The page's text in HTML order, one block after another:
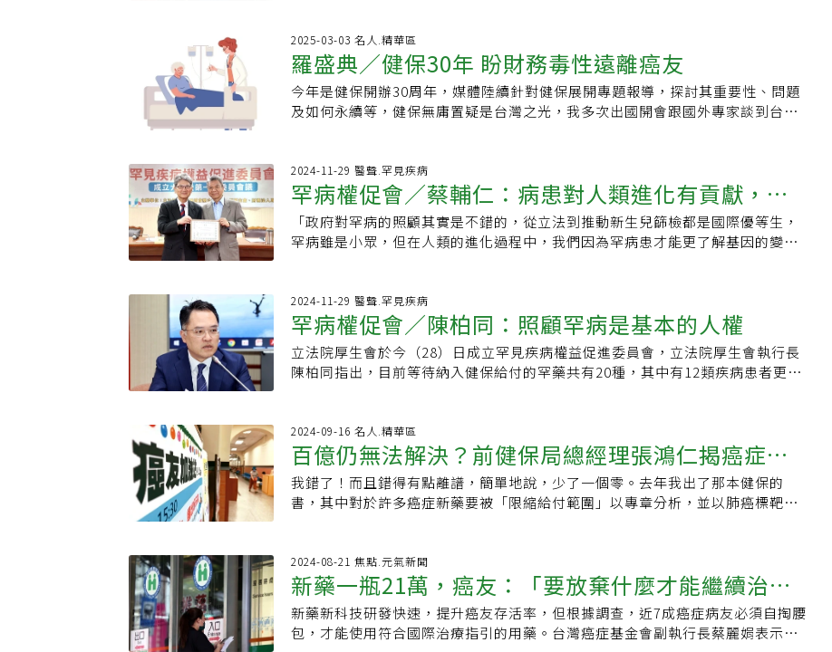
10%-40%，以1A期來說，復發率10%-20%，1B期增加到30%-40%，第二期便
陡升至62%，到了第三期已達76%，病程越往後期，復發風險越高。研究也發
現，許多因素如腫瘤類型、基因型態、確診期別、治療方式與病患生活習慣等，
都會影響復發風險高低，其中，像病患帶有EGFR基因突變，復發機率就會明顯上
升。因此，手術後如何有效降低復發、轉移風險，同時延長存活是早期肺癌治療
期治療需求變大，應完善接軌有效的術後輔助治療策略張文震指出，從研究文獻
來看，早期肺癌病患術後接受化療、標靶治療或免疫治療等輔助治療，的確可以
降低疾病復發風險。以EGFR基因突變來說，早期病患使用術後輔助標靶治療，可
降低73%的復發風險及76%腦轉移風險，只是健保目前仍需自費。病患可能因無
EGFR基因突變的高風險病患，許多研究建議，第1B期、第二、三期病患接受術
後輔助治療，若是1B期，臨床上，醫師多會根據病患的神經內分泌病理型態，以
及癌細胞是否侵犯血管、臟層肋膜、淋巴等情況提供個人化建議。隨著政府積極
擴大肺癌篩檢，越來越多的病人能夠早期發現、及時介入治療，這是值得肯定與
感謝的進步。但我們更期待政府能同步優化早期肺癌的健保治療資源，補齊這一
性支付專款），今年先撥付50億元，後續預算應會再增加至100億元，甚至更
多。不過，若要滿足所有癌症治療需求，建議修改並落實《癌症防治法》第16
條，國家應寬列人力與經費，確保有效推動癌症防治工作，同時也可以考慮多元
方案，包括調整健保費用、菸捐或其他健康捐等以增加財源。相較於鄰近的日本
Data）是重要參考指標，而在數據收集與相關文件處理上，也須醫護人員投入時
間與心力，應規劃合理給付，給予積極鼓勵。最後，張文震也提醒，目前台灣癌
症基金會對於經濟弱勢的癌症病患、家屬提供免費心理諮商服務，期待病患、病
患家人多加運用，透過心理支持，獲得「心」力量，生活也可逐漸恢復常軌。
款」。龐一鳴解釋，目前癌症新藥基金所支付的「暫時性支付專款」，也是健保
基金框架中的一部分，其財源也包括公務預算挹注，因此如果癌症新藥為暫時性
支付，兩年後經實證評估確有療效，自然可獲得健保給付。此外，有些其他癌
別，在免疫治療健保給付上還沒有接軌國際治療指引，龐一鳴對此表示，由於經
只要有實證證據證明藥物療效，藥廠皆可提出申請。免疫治療健保給付，三大限
制卡關在演講中，劉桓睿直言，在癌症免疫治療逐步納入健保給付的過程中，常
面臨免疫治療「合併化療與標靶藥物限制」、「生物標記限制」與「治療延續性
的限制」等挑戰。談到生物標記限制，劉桓睿觀察到，根據NCCN
Guidelines（美國國家癌症網絡臨床治療指引）建議，對於癌症免疫檢查點抑制
有一些需努力之處，像有些藥物仿單並沒有要求要檢測生物標記PD-L1，但在健
保給付條件上卻有這樣的限制，若可以和國際治療指引進一步接軌，病患的生存
機會也會大為增加。期盼更多用藥彈性，增加病患存活機率劉桓睿表示，目前健
保給付規定，無論哪一癌別，免疫治療與標靶藥物皆不可接替使用，像使用標靶
相關之標靶藥物」，建議如果是用藥選擇較少的癌別，可逐步放寬這類限制，病
患才有更多治療選項。例如像乳癌、肺癌、肝癌與頭頸部鱗狀細胞癌病患，若使
用第一線免疫治療用藥，經連續兩次評估皆呈穩定狀態，便不得申請續用，如果
是進入第二線用藥，其中，肝癌病患必須自費。以澳洲、南韓為例，病患若接受
免疫治療，可用到疾病惡化，才不得繼續用藥。劉桓睿建議，除了希望癌症免疫
破，專家齊聲肯定事實上，在論壇中，多位專家、學者皆認為，免疫療法納入健
保給付進度，能有重大的突破，為政府與民間長期攜手努力所推動的成果。在總
統賴清德所大力支持的「健康台灣」目標下，另有前立委吳玉琴、現任立法委員
劉建國、王正旭、陳昭姿、廖偉翔等，在過去三年分別為推動百億癌症新藥基金
品上支出了132.2億元，計有13950名癌友受惠，可謂癌友治療的福音。欣見在賴
總統健康台灣「2030年癌症標準化死亡率降低三分之一」目標下，健保署為了癌
友治療可近性的努力，然而，根據癌症希望基金會2024年調查，近5年收載癌症
新藥仍有67%的條件限縮未符合國際臨床指引。就以現實來說，我們看到有許多
癌友望穿秋水，無法評估到底還要準備多少銀彈，才能盼到自費藥品納入健保給
保，至少應該有可被追蹤的審議進度，讓病人有心理準備，較能掌握藥品可能納
保時程，而不是像現在這樣苦等不知盡頭。健保署當天火速回應會持續精進健保
給付審查流程，擴大對病友的照顧，並規畫自113年起，推動「健保數位轉型」，
藥品給付審查導入數位化管理，提供廠商可即時掌握案件審查進度及時程；至於
要求衛福部、健保署等相關單位盡速研議審查數位化管理。近2年來，我們看到健
保署在「健保數位轉型」上確實有進展，如石崇良署長在對外受訪時指出，將建
置「全國性醫療費用資訊平台」，改善自費項目收費審查流程，採單一平台線上
申請、簡化申請流程、申請文件格式標準化、資料數位化，也讓民眾查詢自費醫
療項目收費時更便利、資訊更透明。樂見健保署透過數位化管理，讓自費資料更
在此呼籲，政府應有公開透明的機制和規則，開放給公眾追蹤健保藥品審查進
度，讓病人看得到等待的盡頭，也才能檢視如平行審查、癌症新藥暫時性支付專
款等新政策是否有效，讓外界對健保審查機制、預算運用更有信心。
2025-03-03 名人.精華區
羅盛典／健保30年 盼財務毒性遠離癌友
今年是健保開辦30周年，媒體陸續針對健保展開專題報導，探討其重要性、問題
及如何永續等，健保無庸置疑是台灣之光，我多次出國開會跟國外專家談到台灣
年的健保，是否真讓國人面臨重大傷病時可免於因病而窮，成績單恐不是那麼亮
麗，需要更深層的反思與改革作為。根據癌症希望基金會等多個癌症團體調查，
癌症病人自費已成常態，自付百萬以上已非罕見，「財務毒性」如影隨形，許多
癌症新藥健保限縮給付成常態，如不改善，恐難達到賴清德總統設定「2030年降
低癌症死亡率三分之一」的健康台灣目標。癌症希望基金會統計，2019年至2024
使用對象」、「不得並用或替換」等三種情形，導致許多癌友「看得到、用不
到」，這可能是導致台灣癌症存活率落後其他國家的原因之一。自費數百萬元 折
騰癌友家人癌友家屬陳小姐就是案例之一，其母親3年多前罹患四期肺癌，在經過
基因檢測、在醫師建議下開始服用新一代標靶藥物，五年多來不僅腫瘤消失，且
付，原以為撥雲見日，但陳媽媽卻因為不符合「需用過化療無效才能健保給付」
的條件，迄今還是得自費用藥。陳小姐表示「家裡經濟其實已經無力再支撐下
去，但明明治療這麼有效，難道要我們停藥然後祈禱不要復發，還是送媽媽回頭
去做化療呢？」這樣的傾訴，真是讓人心疼又鼻酸！新藥限縮使用 效益大打折扣
癌症希望基金會持續追蹤議題時，聽聞健保署在多場演講中宣示，將致力於「給
對象」的宿命。不僅陳媽媽，癌症希望基金會所服務的許多癌友，也將面臨健保
停止給付或需自費才能持續用藥的困境，有癌友原本治療的狀況良好，可以正常
生活、工作，健保停止給付後，因為負擔不起高昂的藥費，只能再回去做化療，
結果化療後虛弱無力，無力工作，不免讓人惋惜之前健保給付新藥的效益大打折
2024-11-29 醫聲.罕見疾病
罕病權促會／蔡輔仁：病患對人類進化有貢獻，罕
病專款不應挪出健保
「政府對罕病的照顧其實是不錯的，從立法到推動新生兒篩檢都是國際優等生，
罕病雖是小眾，但在人類的進化過程中，我們因為罕病患才能更了解基因的變
仁指出，政府要照顧全民，很多疾病的人數也比罕見疾病多，罕病沒有要獨佔資
源，這幾年各種疾病的新藥紛紛進入健保體制，但大家繳的健保費並沒有增加多
少，捉襟見肘下，資源就互相排擠。罕藥改善疾病還是生物指標？仍須更多研究
蔡輔仁表示，醫病都很感謝政府對於罕病的照顧，但罕見疾病有「罕見疾病防治
及藥物法」保障，任何的決定都可以理性討論，包括近年也在討論藥物的退場機
說，法規幫患者開了藥物綠色通道，在預防端上也進行全國性的新生兒篩檢，但
科技帶來的醫學進步，也改變科學界對罕病的看法；以往是因病找因，現在是利
用篩檢先找出原因再來確診疾病，醫界了解疾病本身的歷程，但對於健康帶因者
的疾病發展並不夠了解，有時只是生物指標的變化，終身不發病，但接受治療
府須要再加強投入研究的部份，同時也須要建立本土資料庫，尤其是具台灣特色
的罕病，自己的罕病自己救，才有開發新藥的機會。罕病患承擔生命傳承的隨機
風險 蔡輔仁認為，研究罕見疾病雖然是孤單的路但不會永遠是孤獨者，因為你正
在做的事大家都看在眼裡，最後會反饋回來，當你幫一名跑遍全台灣或跨國的患
者確立診斷，會發現所有的努力都得到回報，也獲得滿滿的成就感。「罕見疾病
2024-11-29 醫聲.罕見疾病
罕病權促會／陳柏同：照顧罕病是基本的人權
立法院厚生會於今（28）日成立罕見疾病權益促進委員會，立法院厚生會執行長
陳柏同指出，目前等待納入健保給付的罕藥共有20種，其中有12類疾病患者更是
與國際並駕齊驅。立法院厚生會是立法院歷史最悠久，參與立委人數最多，並且
以民生議題為問政核心的跨黨派問政次團。1990年由秀傳體系黃明和總裁創立，
賴清德總統、盧秀燕市長、蔣萬安市長等在立法委員任內也都擔任過厚生會會
長。成立罕病權促會 定期、有系統關心罕病陳柏同指出，1995年開辦全民健康保
險，2000 年罕見疾病防治及藥物法三讀立法，一路走來，逐步為罕見疾病患者與
有系統的關心罕病權益。 罕病病友雖然人數不多，但基於人權的立場上社會應該
給予更多的關注與協助。 厚生會希望能促進對話，集思廣益，讓罕病病友的權益
在台灣也能與世界上其他國家並駕齊驅。陳柏同指出，罕見疾病發生是基因異常
的結果，也是人類演化必然會發生在少數人身上的病變。 每一個國家都會有少部
2024-09-16 名人.精華區
百億仍無法解決？前健保局總經理張鴻仁揭癌症新
藥基金的困境
我錯了！而且錯得有點離譜，簡單地說，少了一個零。去年我出了那本健保的
書，其中對於許多癌症新藥要被「限縮給付範圍」以專章分析，並以肺癌標靶治
金」的構想。定稿前我請台大癌醫醫院院長楊志新給我意見，結果他說，光泰格
莎一個藥，未來可能就要一百億！所以我在複印前一刻，把百億改成「幾百
億」，當時，我雖然也問了其他藥界與病友團體，但沒想到缺口會高達「千
億」。所以我說「錯得離譜」，因為少了一個零。除了癌症新藥之外（其實很多
是上市多年療效明確的老藥，只是專利尚未過期），其他科別的新一代用藥，我
2024-08-21 焦點.元氣新聞
新藥一瓶21萬，癌友：「要放棄什麼才能繼續治
療？」病團盼癌藥基金快上路
新藥新科技研發快速，提升癌友存活率，但根據調查，近7成癌症病友必須自掏腰
包，才能使用符合國際治療指引的用藥。台灣癌症基金會副執行長蔡麗娟表示，